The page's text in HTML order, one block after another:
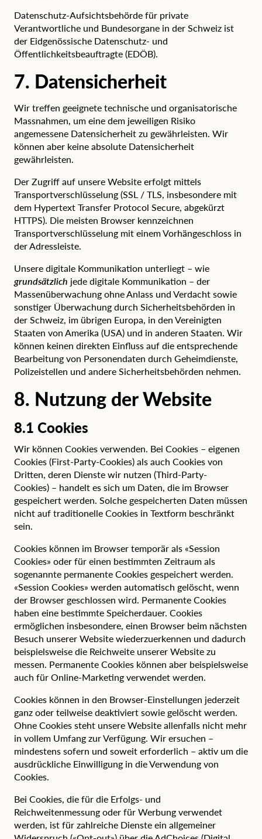
Datenschutz-Aufsichtsbehörde für private
Verantwortliche und Bundesorgane in der Schweiz ist
der Eidgenössische Datenschutz- und
Öffentlichkeitsbeauftragte(EDÖB).
7. Datensicherheit
Wir treffen geeignete technische und organisatorische
Massnahmen, um eine dem jeweiligen Risiko
angemessene Datensicherheit zu gewährleisten. Wir
können aber keine absolute Datensicherheit
gewährleisten.
Der Zugriff auf unsere Website erfolgt mittels
Transportverschlüsselung (SSL / TLS, insbesondere mit
dem Hypertext Transfer Protocol Secure, abgekürzt
HTTPS). Die meisten Browser kennzeichnen
Transportverschlüsselung mit einem Vorhängeschloss in
der Adressleiste.
Unsere digitale Kommunikation unterliegt – wie
grundsätzlich jede digitale Kommunikation – der
Massenüberwachung ohne Anlass und Verdacht sowie
sonstiger Überwachung durch Sicherheitsbehörden in
der Schweiz, im übrigen Europa, in den Vereinigten
Staaten von Amerika (USA) und in anderen Staaten. Wir
können keinen direkten Einfluss auf die entsprechende
Bearbeitung von Personendaten durch Geheimdienste,
Polizeistellen und andere Sicherheitsbehörden nehmen.
8. Nutzung der Website
8.1 Cookies
Wir können Cookies verwenden. Bei Cookies – eigenen
Cookies (First-Party-Cookies) als auch Cookies von
Dritten, deren Dienste wir nutzen (Third-Party-
Cookies) – handelt es sich um Daten, die im Browser
gespeichert werden. Solche gespeicherten Daten müssen
nicht auf traditionelle Cookies in Textform beschränkt
sein.
Cookies können im Browser temporär als «Session
Cookies» oder für einen bestimmten Zeitraum als
sogenannte permanente Cookies gespeichert werden.
«Session Cookies» werden automatisch gelöscht, wenn
der Browser geschlossen wird. Permanente Cookies
haben eine bestimmte Speicherdauer. Cookies
ermöglichen insbesondere, einen Browser beim nächsten
Besuch unserer Website wiederzuerkennen und dadurch
beispielsweise die Reichweite unserer Website zu
messen. Permanente Cookies können aber beispielsweise
auch für Online-Marketing verwendet werden.
Cookies können in den Browser-Einstellungen jederzeit
ganz oder teilweise deaktiviert sowie gelöscht werden.
Ohne Cookies steht unsere Website allenfalls nicht mehr
in vollem Umfang zur Verfügung. Wir ersuchen –
mindestens sofern und soweit erforderlich – aktiv um die
ausdrückliche Einwilligung in die Verwendung von
Cookies.
Bei Cookies, die für die Erfolgs- und
Reichweitenmessung oder für Werbung verwendet
werden, ist für zahlreiche Dienste ein allgemeiner